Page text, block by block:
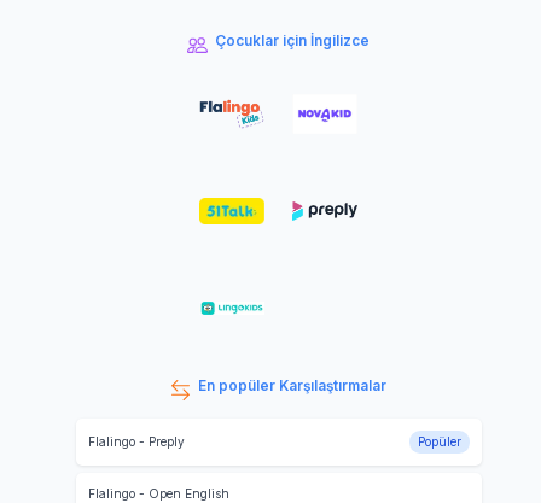
Çocuklar için İngilizce
En popüler Karşılaştırmalar
Flalingo- Preply Popüler
Flalingo- Open English